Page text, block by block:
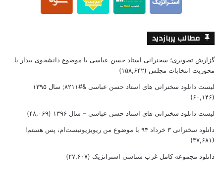
مطالب پربازدید
گزارش تصویری؛ سخنرانی استاد حسن عباسی با موضوع دانشجوی بیدار با
محوریت انتخابات مجلس (۱۵۸,۶۴۲)
لیست دانلود سخنرانی های استاد حسن عباسی &#۸۲۱۱; سال ۱۳۹۵
(۶۰,۱۴۶)
لیست دانلود سخنرانی های استاد حسن عباسی – سال ۱۳۹۶ (۴۸,۰۶۹)
دانلود سخنرانی ۳ خرداد ۹۴ با موضوع من ریویزیونیست‌ام، پس هستم!
(۳۷,۶۸۱)
دانلود مجموعه کامل غرب شناسی استراتژیک (۲۷,۶۰۷)